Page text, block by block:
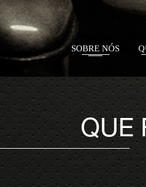
SOBRE NÓS
QUE